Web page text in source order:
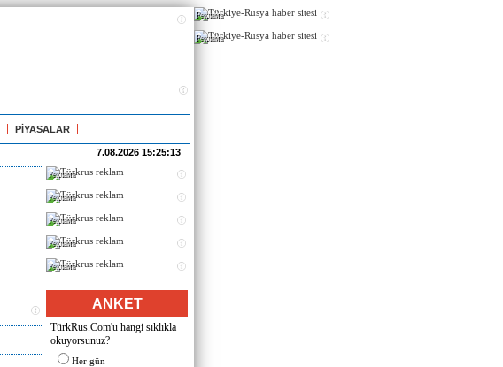
PİYASALAR
7.08.2026 15:25:13
Реклама
Реклама
Реклама
Реклама
Реклама
ANKET
TürkRus.Com'u hangi sıklıkla
okuyorsunuz?
Her gün
Реклама
Реклама